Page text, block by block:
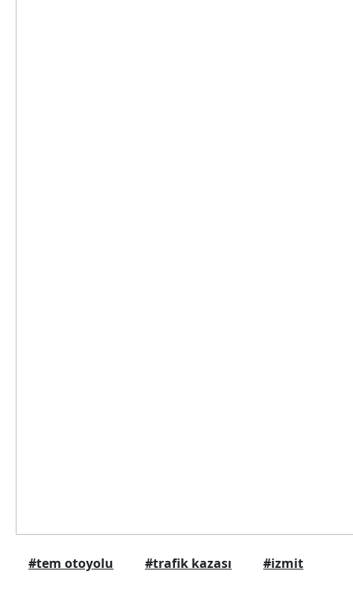
#tem otoyolu #trafik kazası #izmit